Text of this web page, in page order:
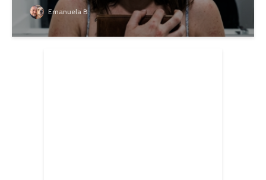
Emanuela B.